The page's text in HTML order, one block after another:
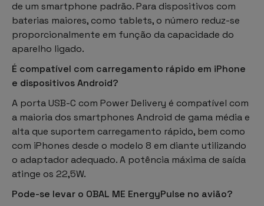
de um smartphone padrão. Para dispositivos com
baterias maiores, como tablets, o número reduz-se
proporcionalmente em função da capacidade do
aparelho ligado.
É compatível com carregamento rápido em iPhone
e dispositivos Android?
A porta USB-C com Power Delivery é compatível com
a maioria dos smartphones Android de gama média e
alta que suportem carregamento rápido, bem como
com iPhones desde o modelo 8 em diante utilizando
o adaptador adequado. A potência máxima de saída
atinge os 22,5W.
Pode-se levar o OBAL ME EnergyPulse no avião?